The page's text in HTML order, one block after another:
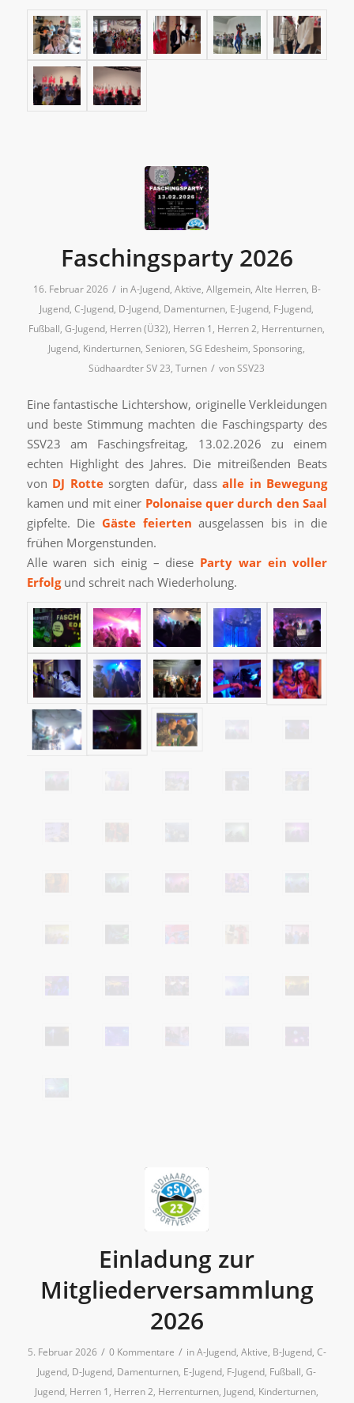
Faschingsparty 2026
16. Februar 2026 / inA-Jugend, Aktive, Allgemein, Alte Herren, B-
Jugend,C-Jugend, D-Jugend, Damenturnen, E-Jugend, F-Jugend,
Fußball,G-Jugend, Herren (Ü32), Herren 1 , Herren 2, Herrenturnen,
Jugend, Kinderturnen,Senioren,SG Edesheim,Sponsoring,
Südhaardter SV 23,Turnen / vonSSV23
Eine fantastische Lichtershow, originelle Verkleidungen
und beste Stimmung machten die Faschingsparty des
SSV23 am Faschingsfreitag, 13.02.2026 zu einem
echten Highlight des Jahres. Die mitreißenden Beats
von DJ Rottesorgten dafür, dassalle in Bewegung
kamen und mit einer Polonaise quer durch den Saal
gipfelte. Die Gäste feierten ausgelassen bis in die
frühen Morgenstunden.
Alle waren sich einig – diese Party war ein voller
Erfolgund schreit nach Wiederholung.
Einladung zur
Mitgliederversammlung
2026
5. Februar 2026 / 0 Kommentare / inA-Jugend, Aktive, B-Jugend, C-
Jugend, D-Jugend, Damenturnen, E-Jugend, F-Jugend, Fußball,G-
Jugend, Herren 1 , Herren 2, Herrenturnen, Jugend, Kinderturnen,